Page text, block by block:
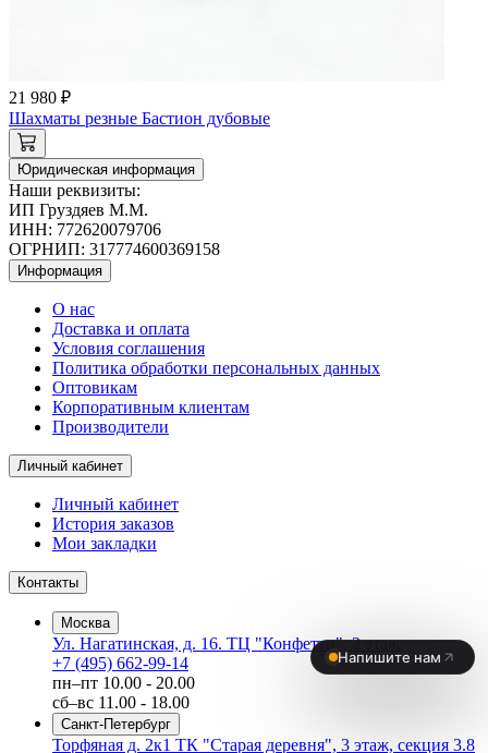
21 980 ₽
Шахматы резные Бастион дубовые
Юридическая информация
Наши реквизиты:
ИП Груздяев М.М.
ИНН: 772620079706
ОГРНИП: 317774600369158
Информация
О нас
Доставка и оплата
Условия соглашения
Политика обработки персональных данных
Оптовикам
Корпоративным клиентам
Производители
Личный кабинет
Личный кабинет
История заказов
Мои закладки
Контакты
Москва
Ул. Нагатинская, д. 16. ТЦ "Конфетти", 2 этаж
+7 (495) 662-99-14
пн–пт 10.00 - 20.00
сб–вс 11.00 - 18.00
Санкт-Петербург
Торфяная д. 2к1 ТК "Старая деревня", 3 этаж, секция 3.8